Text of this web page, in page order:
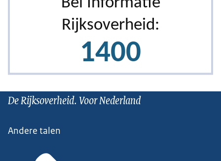
De Rijksoverheid. Voor Nederland
Andere talen